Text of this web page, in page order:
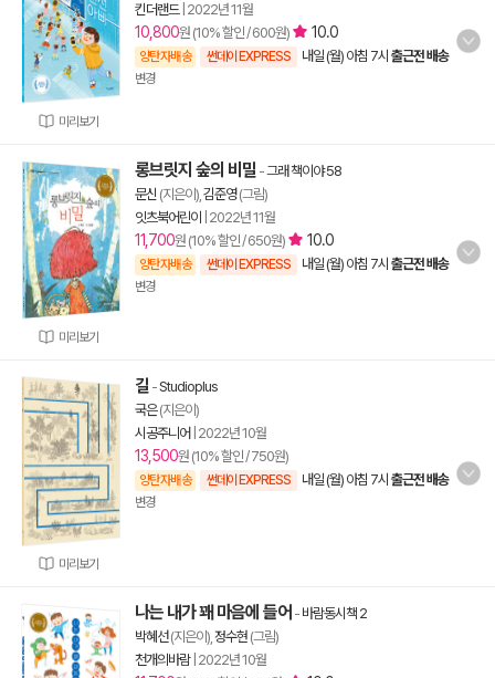
미리보기
킨더랜드| 2022년 11월
10,800원 (10% 할인 / 600원) 10.0
양탄자배송 썬데이 EXPRESS 내일 (월) 아침 7시 출근전 배송
변경
미리보기
롱브릿지 숲의 비밀 -그래 책이야 58
문신 (지은이), 김준영(그림)
잇츠북어린이
2022년 11월
11,700원 (10% 할인 / 650원) 10.0
양탄자배송 썬데이 EXPRESS 내일 (월) 아침 7시 출근전 배송
변경
미리보기
길 -Studioplus
국은(지은이)
시공주니어 2022년 10월
13,500원 (10% 할인 / 750원)
양탄자배송 썬데이 EXPRESS 내일 (월) 아침 7시 출근전 배송
변경
나는 내가 꽤 마음에 들어 - 바람동시책 2
박혜선(지은이), 정수현 (그림)
천개의바람| 2022년 10월